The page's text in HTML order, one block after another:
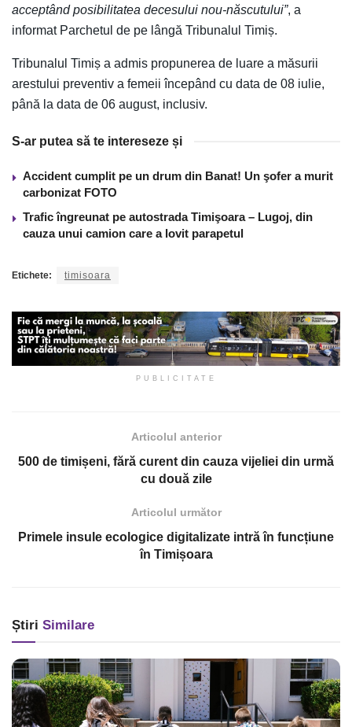
acceptând posibilitatea decesului nou-născutului”, a
informat Parchetul de pe lângă Tribunalul Timiș.
Tribunalul Timiș a admis propunerea de luare a măsurii
arestului preventiv a femeii începând cu data de 08 iulie,
până la data de 06 august, inclusiv.
S-ar putea să te intereseze și
Accident cumplit pe un drum din Banat! Un şofer a murit
carbonizat FOTO
Trafic îngreunat pe autostrada Timişoara – Lugoj, din
cauza unui camion care a lovit parapetul
Etichete: timisoara
PUBLICITATE
Articolul anterior
500 de timișeni, fără curent din cauza vijeliei din urmă
cu două zile
Articolul următor
Primele insule ecologice digitalizate intră în funcțiune
în Timișoara
Știri Similare